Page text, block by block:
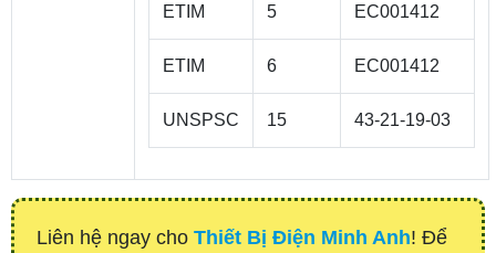
ETIM 5 EC001412
ETIM 6 EC001412
UNSPSC 15 43-21-19-03
Liên hệ ngay cho Thiết Bị Điện Minh Anh! Để